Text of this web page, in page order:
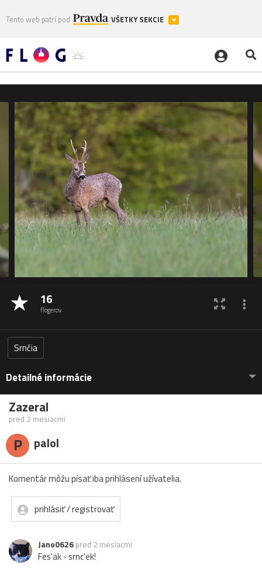
Tento web patrí pod VŠETKY SEKCIE
16
flogerov
Srnčia
Detailné informácie
Zazeral
pred 2 mesiacmi
P palol
Komentár môžu písať iba prihlásení užívatelia.
prihlásiť / registrovať
Jano0626 pred 2 mesiacmi
Fes'ak - srnc'ek!